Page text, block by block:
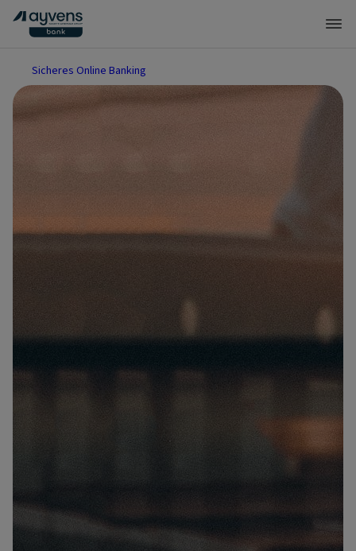
Sicheres Online Banking